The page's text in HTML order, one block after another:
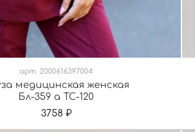
арт. 2000616397004
медицинская женская
Бл-359 а ТС-120
3758 ₽